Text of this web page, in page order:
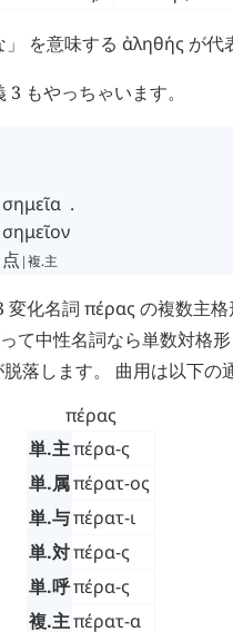
を意味する ἀληθής が代
もやっちゃいます。
σημεῖα
σημεῖον
点 |複.主
.
変化名詞 πέρας の複数主
て中性名詞なら単数対格
脱落します。 曲用は以下の
πέρας
単.主πέρα-ς
単.属πέρατ-ος
単.与πέρατ-ι
単.対πέρα-ς
単.呼πέρα-ς
複.主πέρατ-α